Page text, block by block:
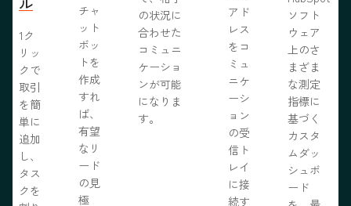
1ク
リッ
クで
取引
を簡
単に
追加
し、
タス
クを
チャ
ット
ボッ
トを
作成
すれ
ば、
有望
なリ
ード
の見
極
の状況に
合わせた
コミュニ
ケーショ
ンが可能
になりま
す。
アド
レス
をコ
ミュ
ニケ
ーシ
ョン
の受
信ト
レイ
に接
続す
ソフト
ウェア
上のさ
まざま
な測定
指標に
基づく
カスタ
ムダッ
シュボ
ード